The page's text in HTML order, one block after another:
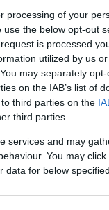
processing of your
the below opt-out
is processed
utilized by us
may separately
on the IAB’s list of
third parties on the
third parties.
services and may
You may
data for below
71 programjára
Fővárosa
azt
részesülő
és nemzetközi
is szándékában